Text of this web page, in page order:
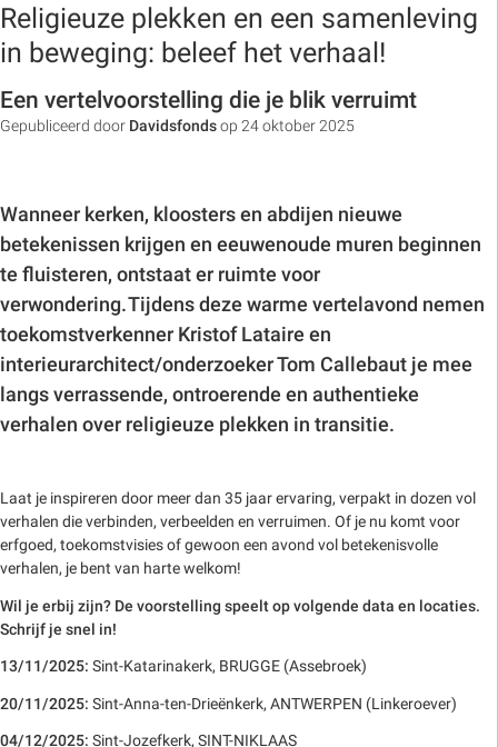
Religieuze plekken en een samenleving
in beweging: beleef het verhaal!
Een vertelvoorstelling die je blik verruimt
Gepubliceerd door Davidsfondsop 24 oktober 2025
Wanneer kerken, kloosters en abdijen nieuwe
betekenissen krijgen en eeuwenoude muren beginnen
te fluisteren, ontstaat er ruimte voor
verwondering. Tijdens deze warme vertelavond nemen
toekomstverkenner Kristof Lataire en
interieurarchitect/onderzoekerTom Callebaut je mee
langs verrassende, ontroerende en authentieke
verhalen over religieuze plekken in transitie.
Laat je inspireren door meer dan 35 jaar ervaring, verpakt in dozen vol
verhalen die verbinden, verbeelden en verruimen. Of je nu komt voor
erfgoed, toekomstvisies of gewoon een avond vol betekenisvolle
verhalen, je bent van harte welkom!
Wil je erbij zijn? De voorstelling speelt op volgende data en locaties.
Schrijf je snel in!
13/11/2025: Sint-Katarinakerk, BRUGGE (Assebroek)
20/11/2025: Sint-Anna-ten-Drieënkerk, ANTWERPEN (Linkeroever)
04/12/2025: Sint-Jozefkerk, SINT-NIKLAAS